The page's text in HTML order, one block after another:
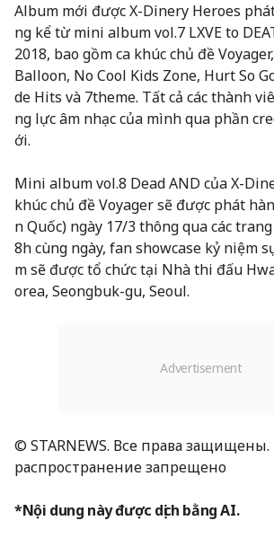
Album mới được X-Dinery Heroes
ng kể từ mini album vol.7 LXVE to
2018, bao gồm ca khúc chủ đề
Balloon, No Cool Kids Zone, Hurt So
de Hits và 7theme. Tất cả các thành
ng lực âm nhạc của mình qua phần
ới.
Mini album vol.8 Dead AND của X-
khúc chủ đề Voyager sẽ được phát
n Quốc) ngày 17/3 thông qua các
8h cùng ngày, fan showcase kỷ niệm
m sẽ được tổ chức tại Nhà thi đấu
orea, Seongbuk-gu, Seoul.
© STARNEWS. Все права
распространение запрещено
*Nội dung này được dịch bằng AI.